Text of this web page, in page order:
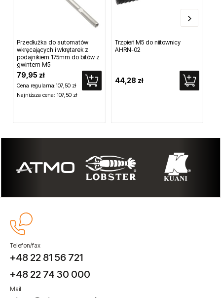
Przedłużka do automatów
wkręcających i wkrętarek z
podajnikiem 175mm do bitów z
gwintem M5
79,95 zł
Cena regularna:107,50 zł
Najniższa cena: 107,50 zł
Trzpień M5 do niitownicy
AHRN-02
44,28 zł
Telefon/fax
+48 22 81 56 721
+48 22 74 30 000
Mail